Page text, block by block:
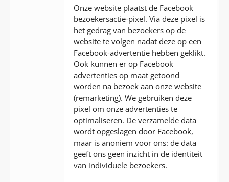
Onze website plaatst de Facebook
bezoekersactie-pixel. Via deze pixel is
het gedrag van bezoekers op de
website te volgen nadat deze op een
Facebook-advertentie hebben geklikt.
Ook kunnen er op Facebook
advertenties op maat getoond
worden na bezoek aan onze website
(remarketing). We gebruiken deze
pixel om onze advertenties te
optimaliseren. De verzamelde data
wordt opgeslagen door Facebook,
maar is anoniem voor ons: de data
geeft ons geen inzicht in de identiteit
van individuele bezoekers.